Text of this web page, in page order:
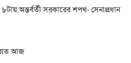
অন্তর্বর্তী সরকারের শপথ- সেনাপ্রধান
আজ